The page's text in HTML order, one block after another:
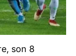
son 8